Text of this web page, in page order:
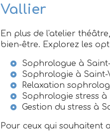
Vallier
En plus de l'atelier
bien-être. Explorez les
Sophrologue à
Sophrologie à Saint-
Relaxation
Sophrologie stress à
Gestion du stress à
Pour ceux qui souhaitent